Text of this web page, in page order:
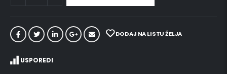
DODAJ NA LISTU ŽELJA
USPOREDI